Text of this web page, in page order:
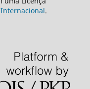
.